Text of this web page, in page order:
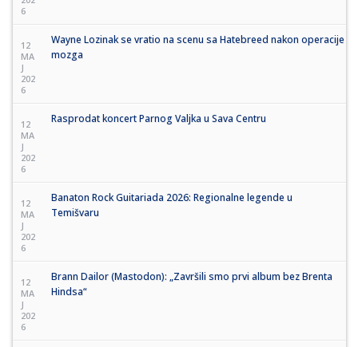
6
12
MA
J
202
6
Wayne Lozinak se vratio na scenu sa Hatebreed nakon operacije
mozga
12
MA
J
202
6
Rasprodat koncert Parnog Valjka u Sava Centru
12
MA
J
202
6
Banaton Rock Guitariada 2026: Regionalne legende u
Temišvaru
12
MA
J
202
6
Brann Dailor (Mastodon): „Završili smo prvi album bez Brenta
Hindsa“